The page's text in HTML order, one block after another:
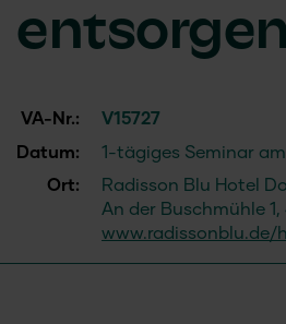
entsorgen
VA-Nr.:
V15727
Datum:
1-tägiges Seminar am
Ort:
Radisson Blu Hotel
An der Buschmühle 1,